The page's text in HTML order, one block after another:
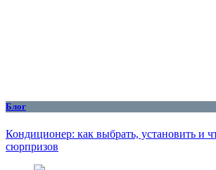
Блог
Кондиционер: как выбрать, установить и
сюрпризов